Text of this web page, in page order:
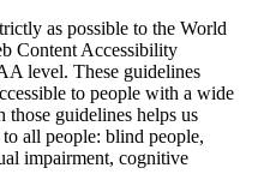
as possible to the World
Content Accessibility
level. These guidelines
to people with a wide
guidelines helps us
to all people: blind people,
impairment, cognitive